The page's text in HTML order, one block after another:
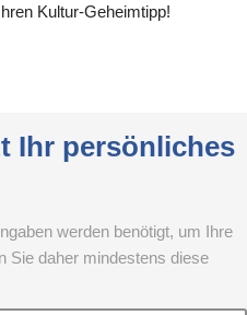
Kultur-Geheimtipp!
Ihr persönliches
werden benötigt, um Ihre
Sie daher mindestens diese